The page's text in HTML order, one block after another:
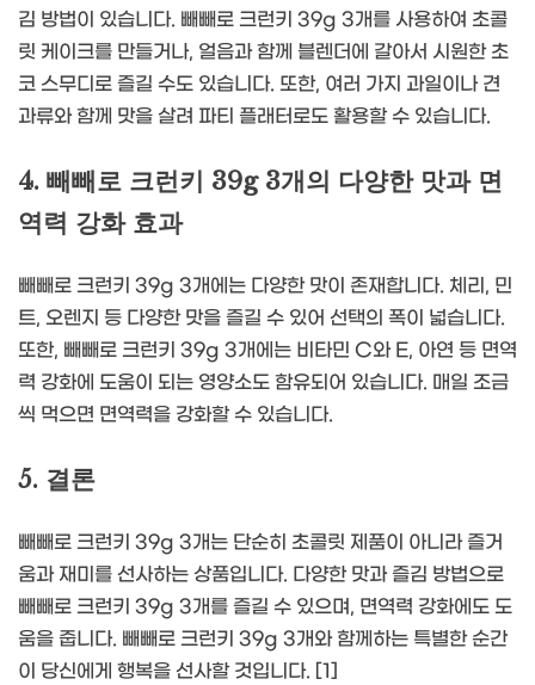
김 방법이 있습니다. 빼빼로 크런키 39g 3개를 사용하여 초콜
릿 케이크를 만들거나, 얼음과 함께 블렌더에 갈아서 시원한 초
코 스무디로 즐길 수도 있습니다. 또한, 여러 가지 과일이나 견
과류와 함께 맛을 살려 파티 플래터로도 활용할 수 있습니다.
4. 빼빼로 크런키 39g 3개의 다양한 맛과 면
역력 강화 효과
빼빼로 크런키 39g 3개에는 다양한 맛이 존재합니다. 체리, 민
트, 오렌지 등 다양한 맛을 즐길 수 있어 선택의 폭이 넓습니다.
또한, 빼빼로 크런키 39g 3개에는 비타민 C와 E, 아연 등 면역
력 강화에 도움이 되는 영양소도 함유되어 있습니다. 매일 조금
씩 먹으면 면역력을 강화할 수 있습니다.
5. 결론
빼빼로 크런키 39g 3개는 단순히 초콜릿 제품이 아니라 즐거
움과 재미를 선사하는 상품입니다. 다양한 맛과 즐김 방법으로
빼빼로 크런키 39g 3개를 즐길 수 있으며, 면역력 강화에도 도
움을 줍니다. 빼빼로 크런키 39g 3개와 함께하는 특별한 순간
이 당신에게 행복을 선사할 것입니다. [1]